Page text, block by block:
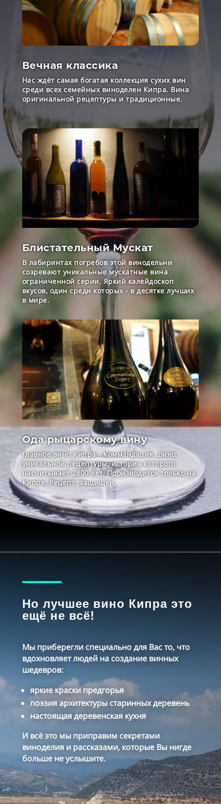
Вечная классика
Нас ждёт самая богатая коллекция сухих вин
среди всех семейных виноделен Кипра. Вина
оригинальной рецептуры и традиционные.
Блистательный Мускат
В лабиринтах погребов этой винодельни
созревают уникальные мускатные вина
ограниченной серии. Яркий калейдоскоп
вкусов, один среди которых - в десятке лучших
в мире.
Ода рыцарскому вину
Главное вино Кипра - Коммандария. Вино
уникальной рецептуры, история которого
насчитывает 2800 лет. Производится только на
Кипре. Рецепт защищен.
Но лучшее вино Кипра это
ещё не всё!
Мы приберегли специально для Вас то, что
вдохновляет людей на создание винных
шедевров:
яркие краски предгорья
поэзия архитектуры старинных деревень
настоящая деревенская кухня
И всё это мы приправим секретами
виноделия и рассказами, которые Вы нигде
больше не услышите.